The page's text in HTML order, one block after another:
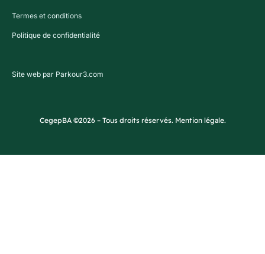
Termes et conditions
Politique de confidentialité
Site web par Parkour3.com
CegepBA ©2026 – Tous droits réservés. Mention légale.